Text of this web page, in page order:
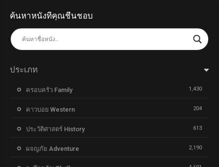
ค้นหาหนังที่คุณชื่นชอบ
ประเภท
ครอบครัว Family 1,430
คาวบอย Western 204
ประวัติศาสตร์ History 613
ผจญภัย Adventure 2,190